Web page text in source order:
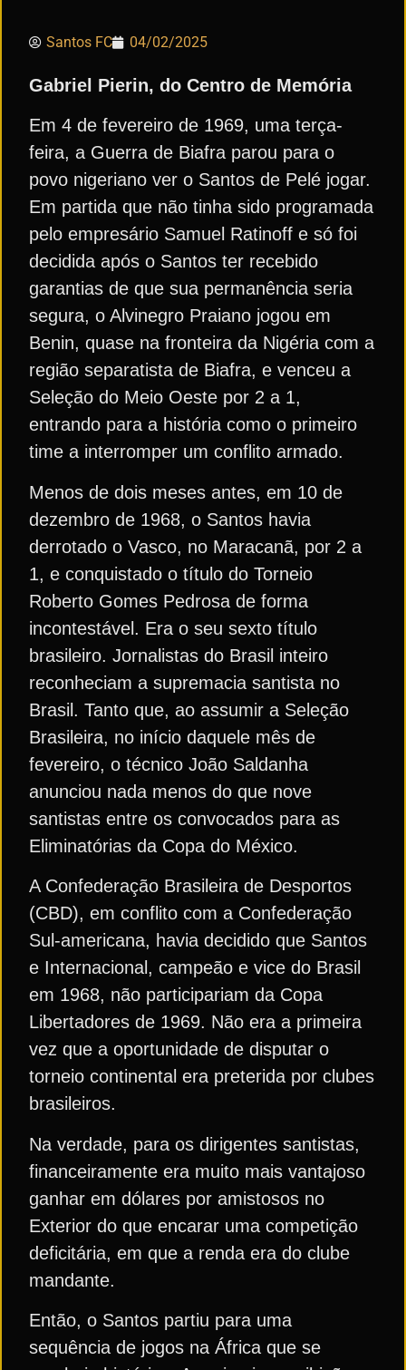
Santos FC 04/02/2025
Gabriel Pierin, do Centro de Memória
Em 4 de fevereiro de 1969, uma terça-
feira, a Guerra de Biafra parou para o
povo nigeriano ver o Santos de Pelé jogar.
Em partida que não tinha sido programada
pelo empresário Samuel Ratinoff e só foi
decidida após o Santos ter recebido
garantias de que sua permanência seria
segura, o Alvinegro Praiano jogou em
Benin, quase na fronteira da Nigéria com a
região separatista de Biafra, e venceu a
Seleção do Meio Oeste por 2 a 1,
entrando para a história como o primeiro
time a interromper um conflito armado.
Menos de dois meses antes, em 10 de
dezembro de 1968, o Santos havia
derrotado o Vasco, no Maracanã, por 2 a
1, e conquistado o título do Torneio
Roberto Gomes Pedrosa de forma
incontestável. Era o seu sexto título
brasileiro. Jornalistas do Brasil inteiro
reconheciam a supremacia santista no
Brasil. Tanto que, ao assumir a Seleção
Brasileira, no início daquele mês de
fevereiro, o técnico João Saldanha
anunciou nada menos do que nove
santistas entre os convocados para as
Eliminatórias da Copa do México.
A Confederação Brasileira de Desportos
(CBD), em conflito com a Confederação
Sul-americana, havia decidido que Santos
e Internacional, campeão e vice do Brasil
em 1968, não participariam da Copa
Libertadores de 1969. Não era a primeira
vez que a oportunidade de disputar o
torneio continental era preterida por clubes
brasileiros.
Na verdade, para os dirigentes santistas,
financeiramente era muito mais vantajoso
ganhar em dólares por amistosos no
Exterior do que encarar uma competição
deficitária, em que a renda era do clube
mandante.
Então, o Santos partiu para uma
sequência de jogos na África que se